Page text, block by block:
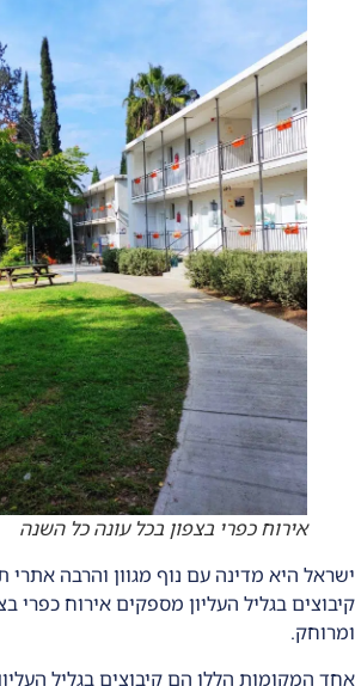
אירוח כפרי בצפון בכל עונה כל השנה
ישראל היא מדינה עם נוף מגוון והרבה אתרי
קיבוצים בגליל העליון מספקים אירוח כפרי
ומרוחק.
אחד המקומות הללו הם קיבוצים בגליל